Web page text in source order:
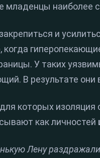
младенцы наиболее
и
когда
У таких
В результате
которых
как личностей
Лену